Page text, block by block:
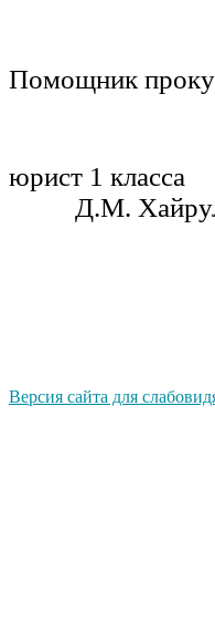
Помощник
Д.М.
Версия сайта для